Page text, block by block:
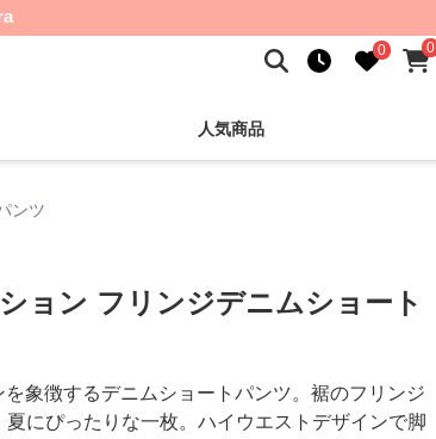
0 0
人気商品
ンツ
ョン フリンジデニムショート
象徴するデニムショートパンツ。裾のフリンジ
夏にぴったりな一枚。ハイウエストデザインで脚